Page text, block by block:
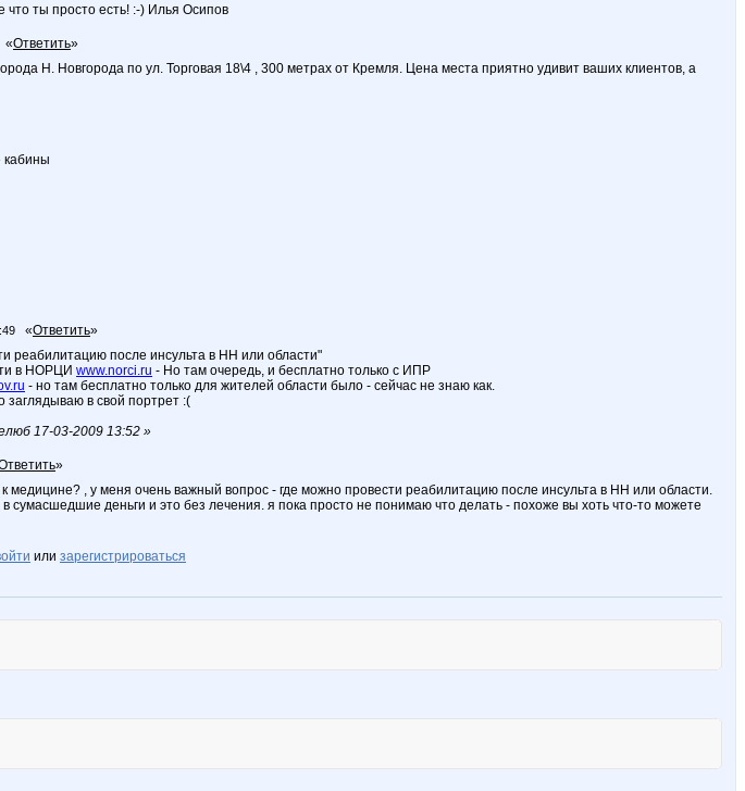
ты просто есть! :-) Илья Осипов
«Ответить»
Н. Новгорода по ул. Торговая 18\4 , 300 метрах от Кремля. Цена места приятно удивит ваших клиентов, а
кабины
«Ответить»
реабилитацию после инсульта в НН или области"
в НОРЦИ www.norci.ru - Но там очередь, и бесплатно только с ИПР
- но там бесплатно только для жителей области было - сейчас не знаю как.
заглядываю в свой портрет :(
17-03-2009 13:52 »
»
, у меня очень важный вопрос - где можно провести реабилитацию после инсульта в НН или области.
сумасшедшие деньги и это без лечения. я пока просто не понимаю что делать - похоже вы хоть что-то можете
или зарегистрироваться